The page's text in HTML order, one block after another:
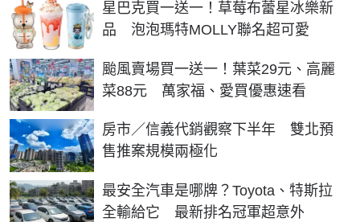
星巴克買一送一！草莓布蕾星冰樂新
品 泡泡瑪特MOLLY聯名超可愛
颱風賣場買一送一！葉菜29元、高麗
菜88元 萬家福、愛買優惠速看
房市／信義代銷觀察下半年 雙北預
售推案規模兩極化
最安全汽車是哪牌？Toyota、特斯拉
全輸給它 最新排名冠軍超意外